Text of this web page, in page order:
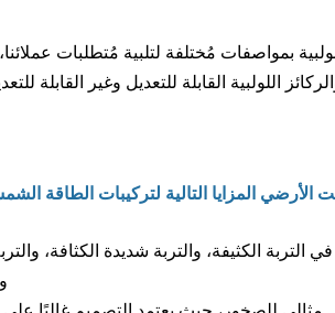
بمواصفات مُختلفة لتلبية مُتطلبات